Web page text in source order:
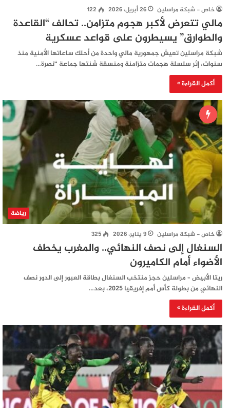
خاص - شبكة مراسلين 26 أبريل، 2026 122
مالي تتعرض لأكبر هجوم متزامن.. تحالف “القاعدة
والطوارق” يسيطرون على قواعد عسكرية
شبكة مراسلين تعيش جمهورية مالي واحدة من أحلك ساعاتها الأمنية منذ
سنوات، إثر سلسلة هجمات متزامنة ومنسقة شنتها جماعة “نصرة…
أكمل القراءة »
رياضة
خاص - شبكة مراسلين 9 يناير، 2026 325
السنغال إلى نصف النهائي.. والمغرب يخطف
الأضواء أمام الكاميرون
ريتا الأبيض – مراسلين حجز منتخب السنغال بطاقة العبور إلى الدور نصف
النهائي من بطولة كأس أمم إفريقيا 2025، بعد…
أكمل القراءة »